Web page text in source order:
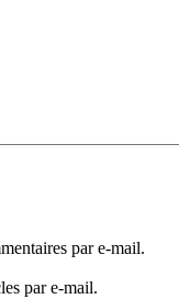
par e-mail.
par e-mail.